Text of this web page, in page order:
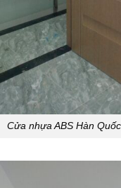
Cửa nhựa ABS Hàn Quốc